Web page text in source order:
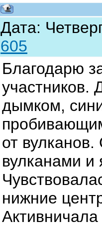
Дата:
605
Благодарю
участников.
дымком,
от
вулканами и
нижние